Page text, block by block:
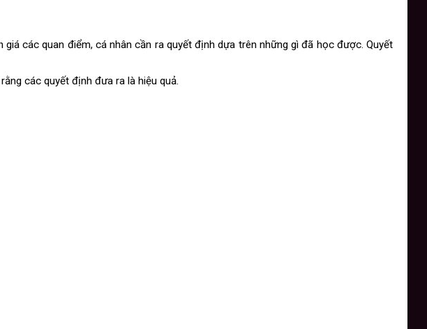
các quan điểm, cá nhân cần ra quyết định dựa trên những gì đã học được. Quyết
các quyết định đưa ra là hiệu quả.